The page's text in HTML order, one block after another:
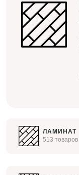
ЛАМИНАТ
513 товаров